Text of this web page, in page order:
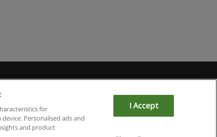
for
Personalised ads and
and product
I Accept